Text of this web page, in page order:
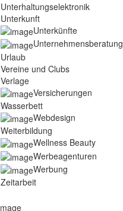
Unterhaltungselektronik
Unterkunft
Unterkünfte
Unternehmensberatung
Urlaub
Vereine und Clubs
Verlage
Versicherungen
Wasserbett
Webdesign
Weiterbildung
Wellness Beauty
Werbeagenturen
Werbung
Zeitarbeit